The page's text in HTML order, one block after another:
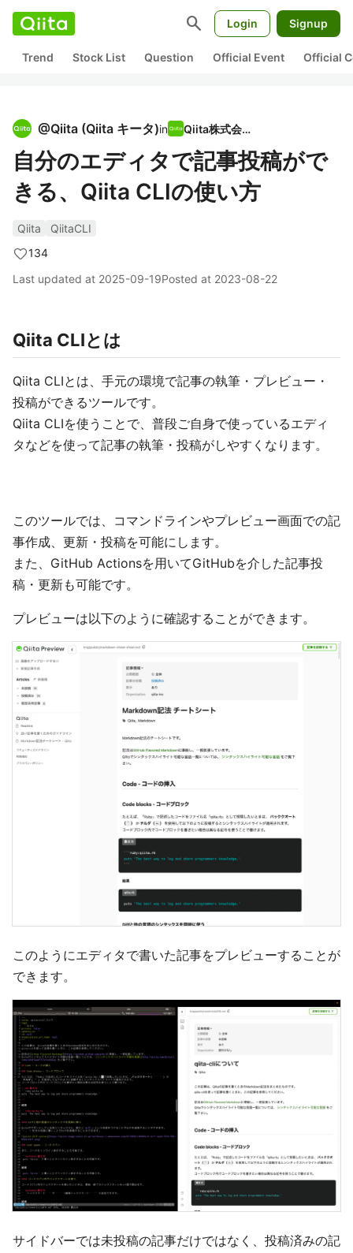
search Login Signup
Trend Stock List Question Official Event Official
@Qiita (Qiita キータ)in Qiita株式会社
自分のエディタで記事投稿がで
きる、Qiita CLIの使い方
Qiita
QiitaCLI
134
Last updated at 2025-09-19Posted at 2023-08-22
Qiita CLIとは
Qiita CLIとは、手元の環境で記事の執筆・プレビュー・
投稿ができるツールです。
Qiita CLIを使うことで、普段ご自身で使っているエディ
タなどを使って記事の執筆・投稿がしやすくなります。
このツールでは、コマンドラインやプレビュー画面での記
事作成、更新・投稿を可能にします。
また、GitHub Actionsを用いてGitHubを介した記事投
稿・更新も可能です。
プレビューは以下のように確認することができます。
このようにエディタで書いた記事をプレビューすることが
できます。
サイドバーでは未投稿の記事だけではなく、投稿済みの記